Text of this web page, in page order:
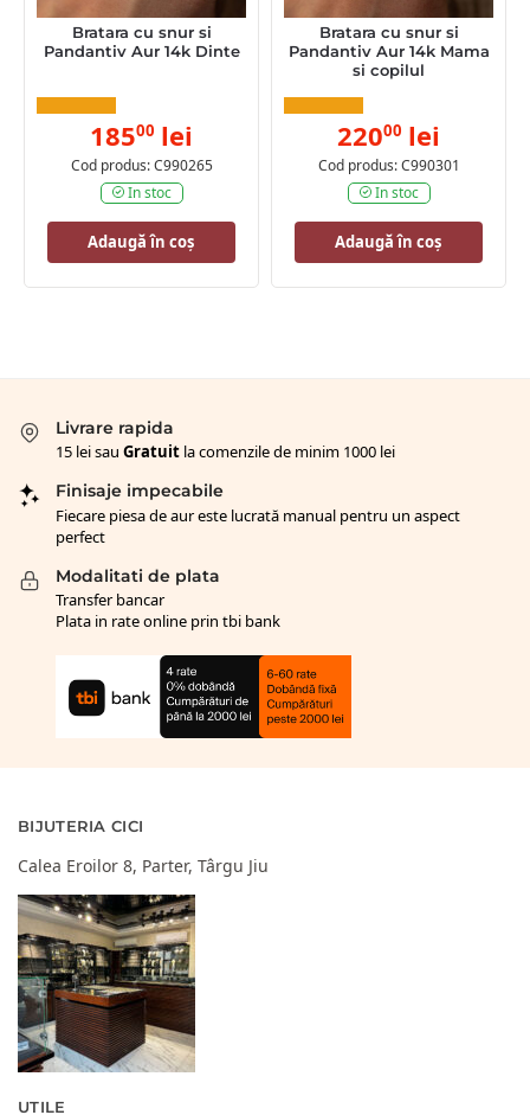
Bratara cu snur si
Pandantiv Aur 14k Dinte
18500 lei
Cod produs: C990265
In stoc
Adaugă în coș
Bratara cu snur si
Pandantiv Aur 14k Mama
si copilul
22000 lei
Cod produs: C990301
In stoc
Adaugă în coș
Livrare rapida
15 lei sau Gratuit la comenzile de minim 1000 lei
Finisaje impecabile
Fiecare piesa de aur este lucrată manual pentru un aspect
perfect
Modalitati de plata
Transfer bancar
Plata in rate online prin tbi bank
BIJUTERIA CICI
Calea Eroilor 8, Parter, Târgu Jiu
UTILE